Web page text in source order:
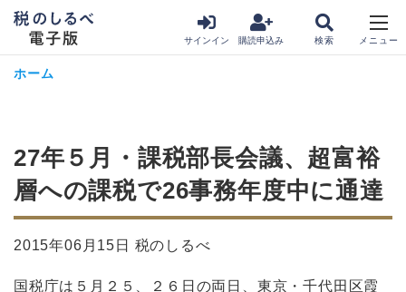
サインイン 購読申込み
ホーム
27年５月・課税部長会議、超富裕
層への課税で26事務年度中に通達
2015年06月15日 税のしるべ
国税庁は５月２５、２６日の両日、東京・千代田区霞